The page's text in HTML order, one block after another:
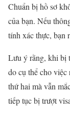
Chuẩn bị hồ sơ
của bạn. Nếu
tính xác thực, bạn
Lưu ý rằng, khi bị
do cụ thể cho
thứ hai mà vẫn
tiếp tục bị trượt